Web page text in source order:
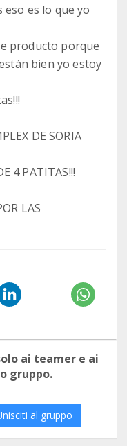
es lo que yo
producto porque
bien yo estoy
DE SORIA
4 PATITAS!!!
LAS
ai teamer e ai
gruppo.
al gruppo